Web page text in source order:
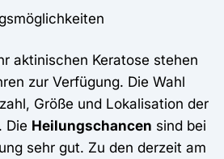
aktinischen Keratose stehen
zur Verfügung. Die Wahl
Größe und Lokalisation der
Die Heilungschancen sind bei
sehr gut. Zu den derzeit am